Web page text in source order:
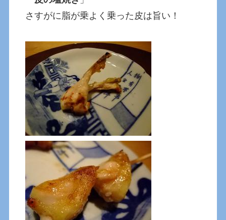
さすがに脂が乗よく乗った皮は旨い！